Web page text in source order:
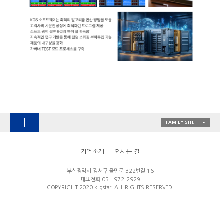
FAMILY SITE
기업소개 오시는 길
부산광역시 강서구 울만로 322번길 16
대표전화 051-972-2929
COPYRIGHT 2020 k-gstar. ALL RIGHTS RESERVED.